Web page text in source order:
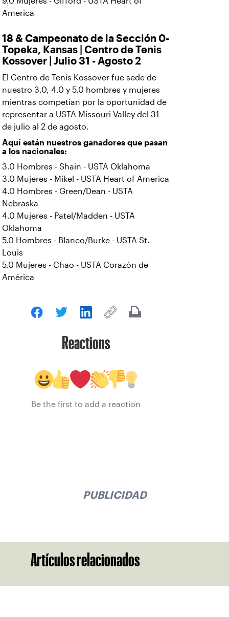
America
18 & Campeonato de la Sección 0-
Topeka, Kansas | Centro de Tenis
Kossover | Julio 31 - Agosto 2
El Centro de Tenis Kossover fue sede de
nuestro 3.0, 4.0 y 5.0 hombres y mujeres
mientras competían por la oportunidad de
representar a USTA Missouri Valley del 31
de julio al 2 de agosto.
Aquí están nuestros ganadores que pasan
a los nacionales:
3.0 Hombres - Shain - USTA Oklahoma
3.0 Mujeres - Mikel - USTA Heart of America
4.0 Hombres - Green/Dean - USTA
Nebraska
4.0 Mujeres - Patel/Madden - USTA
Oklahoma
5.0 Hombres - Blanco/Burke - USTA St.
Louis
5.0 Mujeres - Chao - USTA Corazón de
América
Reactions
Be the first to add a reaction
PUBLICIDAD
Artículos relacionados